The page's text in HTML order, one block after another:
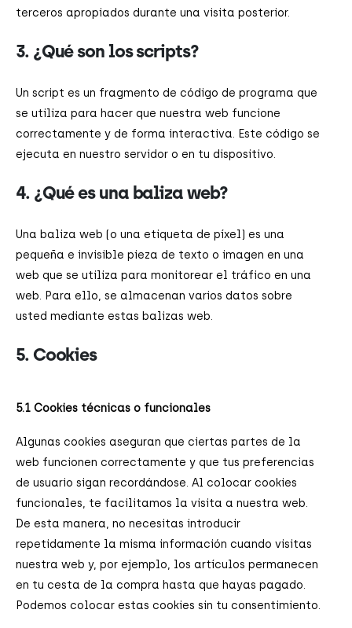
terceros apropiados durante una visita posterior.
3. ¿Qué son los scripts?
Un script es un fragmento de código de programa que
se utiliza para hacer que nuestra web funcione
correctamente y de forma interactiva. Este código se
ejecuta en nuestro servidor o en tu dispositivo.
4. ¿Qué es una baliza web?
Una baliza web (o una etiqueta de píxel) es una
pequeña e invisible pieza de texto o imagen en una
web que se utiliza para monitorear el tráfico en una
web. Para ello, se almacenan varios datos sobre
usted mediante estas balizas web.
5. Cookies
5.1 Cookies técnicas o funcionales
Algunas cookies aseguran que ciertas partes de la
web funcionen correctamente y que tus preferencias
de usuario sigan recordándose. Al colocar cookies
funcionales, te facilitamos la visita a nuestra web.
De esta manera, no necesitas introducir
repetidamente la misma información cuando visitas
nuestra web y, por ejemplo, los artículos permanecen
en tu cesta de la compra hasta que hayas pagado.
Podemos colocar estas cookies sin tu consentimiento.